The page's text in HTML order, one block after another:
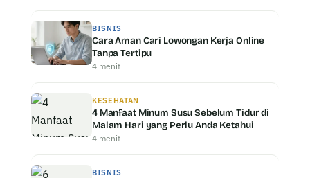
BISNIS
Cara Aman Cari Lowongan Kerja Online
Tanpa Tertipu
4 menit
KESEHATAN
4 Manfaat Minum Susu Sebelum Tidur di
Malam Hari yang Perlu Anda Ketahui
4 menit
BISNIS